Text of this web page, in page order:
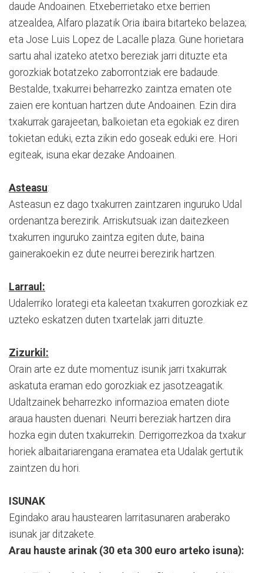
daude Andoainen. Etxeberrietako etxe berrien
atzealdea, Alfaro plazatik Oria ibaira bitarteko belazea;
eta Jose Luis Lopez de Lacalle plaza. Gune horietara
sartu ahal izateko atetxo bereziak jarri dituzte eta
gorozkiak botatzeko zaborrontziak ere badaude.
Bestalde, txakurrei beharrezko zaintza ematen ote
zaien ere kontuan hartzen dute Andoainen. Ezin dira
txakurrak garajeetan, balkoietan eta egokiak ez diren
tokietan eduki, ezta zikin edo goseak eduki ere. Hori
egiteak, isuna ekar dezake Andoainen.
Asteasu:
Asteasun ez dago txakurren zaintzaren inguruko Udal
ordenantza berezirik. Arriskutsuak izan daitezkeen
txakurren inguruko zaintza egiten dute, baina
gainerakoekin ez dute neurrei berezirik hartzen.
Larraul:
Udalerriko lorategi eta kaleetan txakurren gorozkiak ez
uzteko eskatzen duten txartelak jarri dituzte.
Zizurkil:
Orain arte ez dute momentuz isunik jarri txakurrak
askatuta eraman edo gorozkiak ez jasotzeagatik.
Udaltzainek beharrezko informazioa ematen diote
araua hausten duenari. Neurri bereziak hartzen dira
hozka egin duten txakurrekin. Derrigorrezkoa da txakur
horiek albaitariarengana eramatea eta Udalak gertutik
zaintzen du hori.
ISUNAK
Egindako arau haustearen larritasunaren araberako
isunak jar ditzakete.
Arau hauste arinak (30 eta 300 euro arteko isuna):